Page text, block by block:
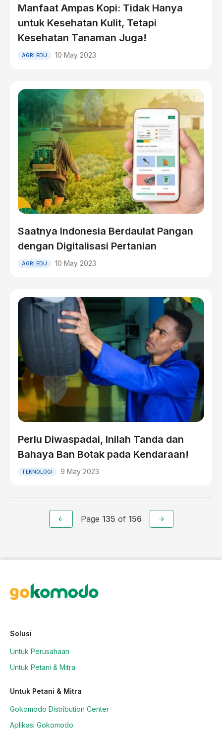
Manfaat Ampas Kopi: Tidak Hanya
untuk Kesehatan Kulit, Tetapi
Kesehatan Tanaman Juga!
AGRI EDU 10 May 2023
Saatnya Indonesia Berdaulat Pangan
dengan Digitalisasi Pertanian
AGRI EDU 10 May 2023
Perlu Diwaspadai, Inilah Tanda dan
Bahaya Ban Botak pada Kendaraan!
TEKNOLOGI 9 May 2023
Page 135 of 156
Solusi
Untuk Perusahaan
Untuk Petani & Mitra
Untuk Petani & Mitra
Gokomodo Distribution Center
Aplikasi Gokomodo